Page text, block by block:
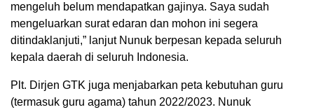
mengeluh belum mendapatkan gajinya. Saya sudah
mengeluarkan surat edaran dan mohon ini segera
ditindaklanjuti,” lanjut Nunuk berpesan kepada seluruh
kepala daerah di seluruh Indonesia.
Plt. Dirjen GTK juga menjabarkan peta kebutuhan guru
(termasuk guru agama) tahun 2022/2023. Nunuk